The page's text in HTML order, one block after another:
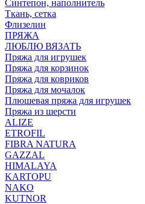
Синтепон, наполнитель
Ткань, сетка
Флизелин
ПРЯЖА
ЛЮБЛЮ ВЯЗАТЬ
Пряжа для игрушек
Пряжа для корзинок
Пряжа для ковриков
Пряжа для мочалок
Плюшевая пряжа для игрушек
Пряжа из шерсти
ALIZE
ETROFIL
FIBRA NATURA
GAZZAL
HIMALAYA
KARTOPU
NAKO
KUTNOR